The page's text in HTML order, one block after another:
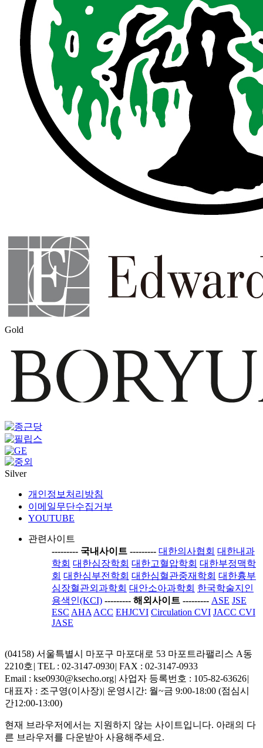
Gold
Silver
개인정보처리방침
이메일무단수집거부
YOUTUBE
관련사이트
--------- 국내사이트 --------- 대한의사협회 대한내과
학회 대한심장학회 대한고혈압학회 대한부정맥학
회 대한심부전학회 대한심혈관중재학회 대한흉부
심장혈관외과학회 대안소아과학회 한국학술지인
용색인(KCI) --------- 해외사이트 --------- ASE JSE
ESC AHA ACC EHJCVI Circulation CVI JACC CVI
JASE
(04158) 서울특별시 마포구 마포대로 53 마포트라팰리스 A동
2210호 | TEL : 02-3147-0930| FAX : 02-3147-0933
Email : kse0930@ksecho.org| 사업자 등록번호 : 105-82-63626|
대표자 : 조구영(이사장)| 운영시간: 월~금 9:00-18:00 (점심시
간12:00-13:00)
현재 브라우저에서는 지원하지 않는 사이트입니다. 아래의 다
른 브라우저를 다운받아 사용해주세요.